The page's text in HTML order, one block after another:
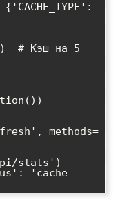
# Кэш на 5
methods=